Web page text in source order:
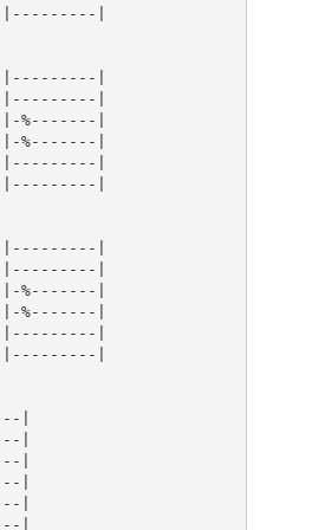
|
|
|
%-------|
%-------|
|
|
|
|
%-------|
%-------|
|
|
|
|
|
|
|
|